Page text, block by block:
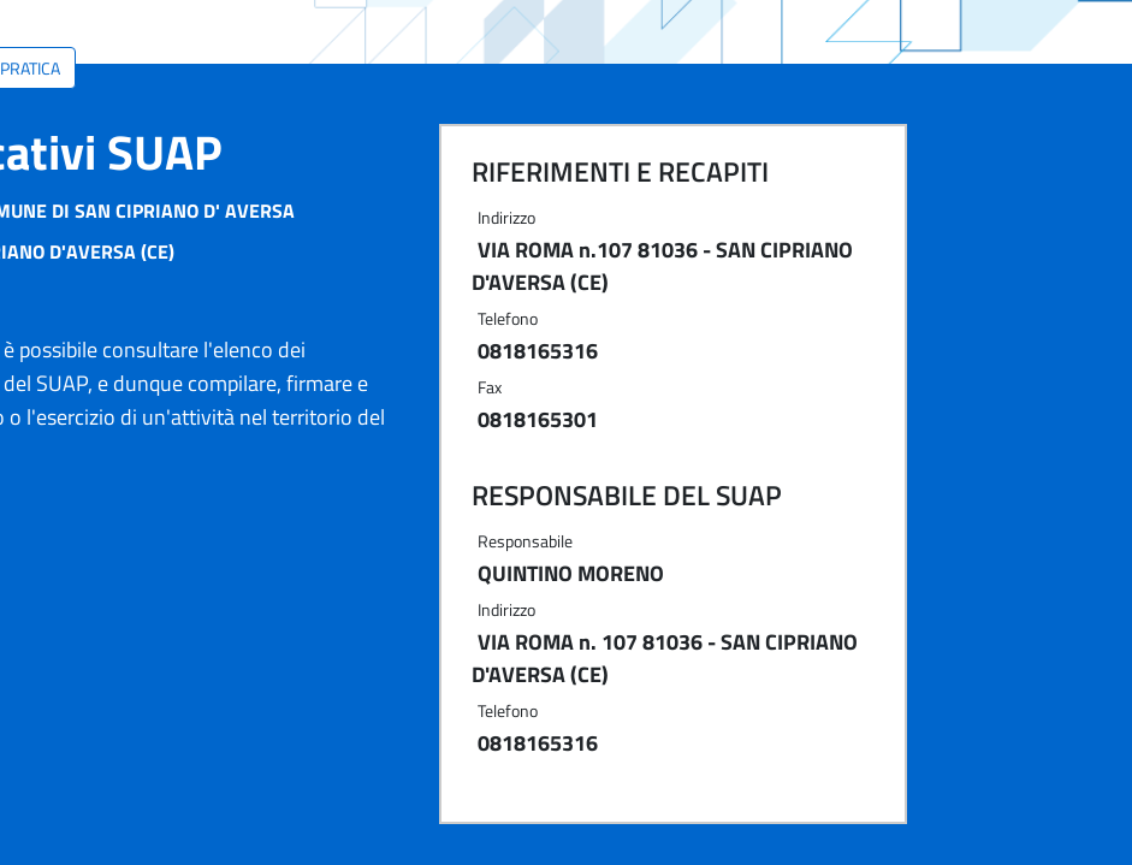
SUAP
DI SAN CIPRIANO D' AVERSA
D'AVERSA (CE)
possibile consultare l'elenco dei
SUAP, e dunque compilare, firmare e
o l'esercizio di un'attività nel territorio del
RIFERIMENTI E RECAPITI
Indirizzo
VIA ROMA n.107 81036 - SAN CIPRIANO
D'AVERSA (CE)
Telefono
0818165316
Fax
0818165301
RESPONSABILE DEL SUAP
Responsabile
QUINTINO MORENO
Indirizzo
VIA ROMA n. 107 81036 - SAN CIPRIANO
D'AVERSA (CE)
Telefono
0818165316